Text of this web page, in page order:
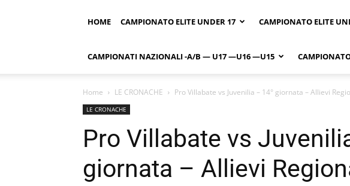
HOME CAMPIONATO ELITE UNDER 17 CAMPIONATO ELITE
CAMPIONATI NAZIONALI -A/B — U17 —U16 —U15
Home LE CRONACHE Pro Villabate vs Juvenilia – 14° giornata – Allievi
LE CRONACHE
Pro Villabate vs
giornata – Allievi